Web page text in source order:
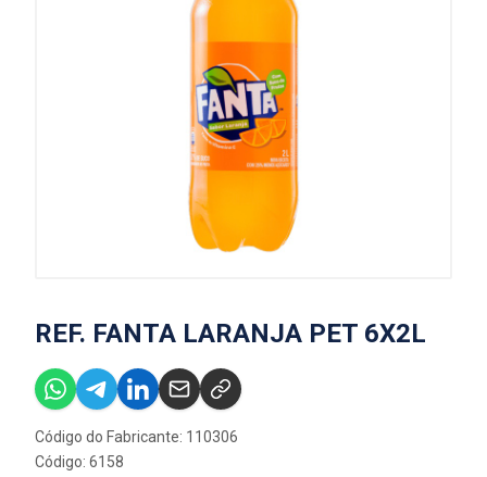
REF. FANTA LARANJA PET 6X2L
Código do Fabricante: 110306
Código: 6158